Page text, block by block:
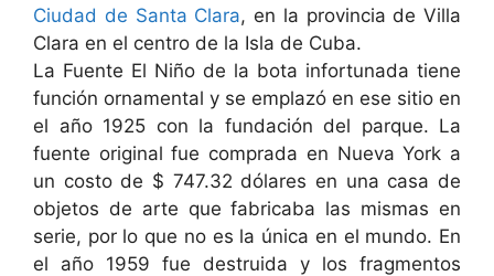
Ciudad de Santa Clara, en la provincia de Villa
Clara en el centro de la Isla de Cuba.
La Fuente El Niño de la bota infortunada tiene
función ornamental y se emplazó en ese sitio en
el año 1925 con la fundación del parque. La
fuente original fue comprada en Nueva York a
un costo de $ 747.32 dólares en una casa de
objetos de arte que fabricaba las mismas en
serie, por lo que no es la única en el mundo. En
el año 1959 fue destruida y los fragmentos